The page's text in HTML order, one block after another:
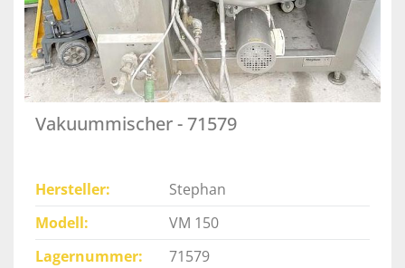
Vakuummischer - 71579
Hersteller
Stephan
Modell
VM 150
Lagernummer
71579